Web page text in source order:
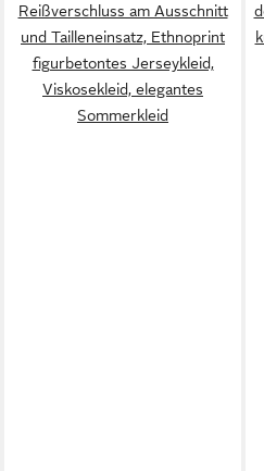
Reißverschluss am Ausschnitt
und Tailleneinsatz, Ethnoprint
figurbetontes Jerseykleid,
Viskosekleid, elegantes
Sommerkleid